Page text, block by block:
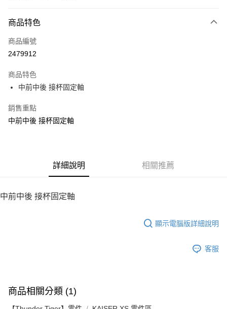
信用卡一次付款
LINE Pay
街口支付
悠遊付
ATM付款
每筆NT$100，滿NT$2,000(含以上)免運費
商品特色
商品編號
2479912
商品特色
中前中後 接杯固定軸
銷售重點
中前中後 接杯固定軸
詳細說明 相關推薦
中前中後 接杯固定軸
顯示電腦版詳細說明
客服
商品相關分類 (1)